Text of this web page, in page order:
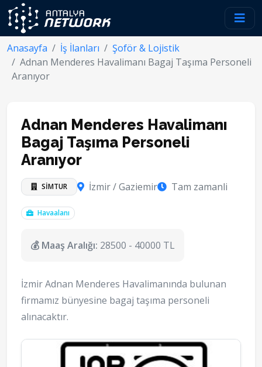
Anasayfa İş İlanları
Şoför & Lojistik
Adnan Menderes Havalimanı Bagaj Taşıma Personeli
Aranıyor
Adnan Menderes Havalimanı
Bagaj Taşıma Personeli
Aranıyor
SİMTUR İzmir / Gaziemir Tam zamanli
Havaalanı
💰 Maaş Aralığı: 28500 - 40000 TL
İzmir Adnan Menderes Havalimanında bulunan
firmamız bünyesine bagaj taşıma personeli
alınacaktır.